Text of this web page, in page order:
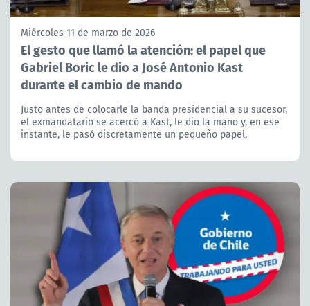
Miércoles 11 de marzo de 2026
El gesto que llamó la atención: el papel que
Gabriel Boric le dio a José Antonio Kast
durante el cambio de mando
Justo antes de colocarle la banda presidencial a su sucesor,
el exmandatario se acercó a Kast, le dio la mano y, en ese
instante, le pasó discretamente un pequeño papel.